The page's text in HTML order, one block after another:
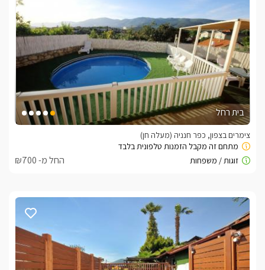
בית רחל
צימרים בצפון, כפר חנניה (מעלה חן)
החל מ- ₪700